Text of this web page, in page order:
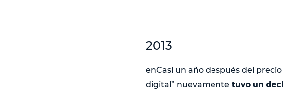
2013
enCasi un año después del
digital” nuevamente tuvo un